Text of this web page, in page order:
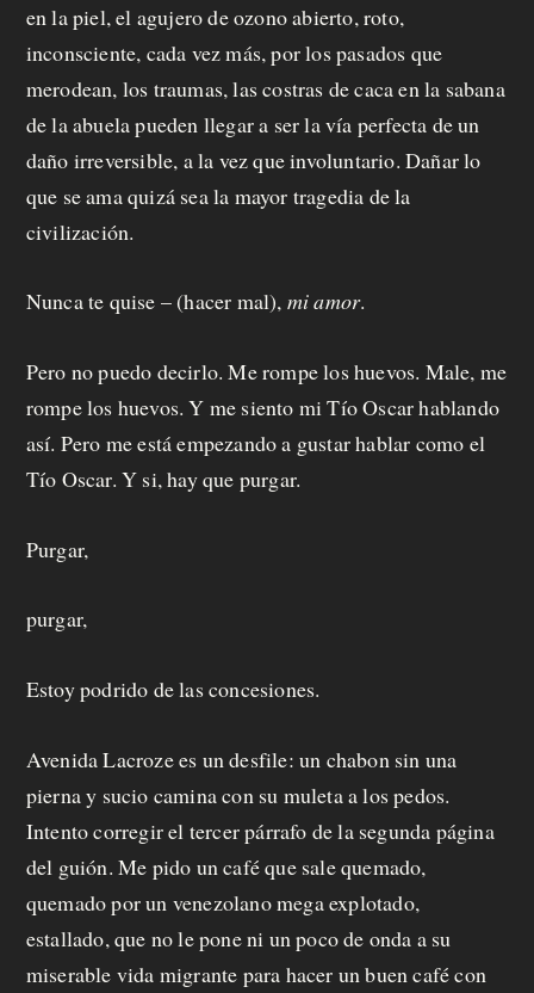
en la piel, el agujero de ozono abierto, roto,
inconsciente, cada vez más, por los pasados que
merodean, los traumas, las costras de caca en la sabana
de la abuela pueden llegar a ser la vía perfecta de un
daño irreversible, a la vez que involuntario. Dañar lo
que se ama quizá sea la mayor tragedia de la
civilización.
Nunca te quise – (hacer mal), mi amor.
Pero no puedo decirlo. Me rompe los huevos. Male, me
rompe los huevos. Y me siento mi Tío Oscar hablando
así. Pero me está empezando a gustar hablar como el
Tío Oscar. Y si, hay que purgar.
Purgar,
purgar,
Estoy podrido de las concesiones.
Avenida Lacroze es un desfile: un chabon sin una
pierna y sucio camina con su muleta a los pedos.
Intento corregir el tercer párrafo de la segunda página
del guión. Me pido un café que sale quemado,
quemado por un venezolano mega explotado,
estallado, que no le pone ni un poco de onda a su
miserable vida migrante para hacer un buen café con